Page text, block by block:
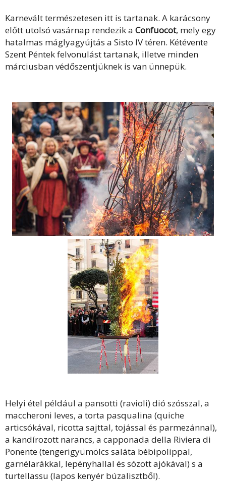
Karnevált természetesen itt is tartanak. A karácsony
előtt utolsó vasárnap rendezik a Confuocot, mely egy
hatalmas máglyagyújtás a Sisto IV téren. Kétévente
Szent Péntek felvonulást tartanak, illetve minden
márciusban védőszentjüknek is van ünnepük.
Helyi étel például a pansotti (ravioli) dió szósszal, a
maccheroni leves, a torta pasqualina (quiche
articsókával, ricotta sajttal, tojással és parmezánnal),
a kandírozott narancs, a capponada della Riviera di
Ponente (tengerigyümölcs saláta bébipolippal,
garnélarákkal, lepényhallal és sózott ajókával) s a
turtellassu (lapos kenyér búzalisztből).